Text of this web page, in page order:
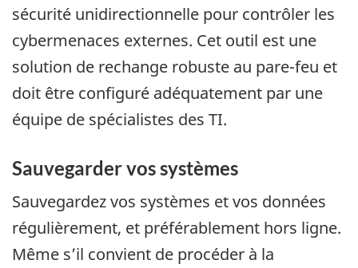
sécurité unidirectionnelle pour contrôler les
cybermenaces externes. Cet outil est une
solution de rechange robuste au pare-feu et
doit être configuré adéquatement par une
équipe de spécialistes des TI.
Sauvegarder vos systèmes
Sauvegardez vos systèmes et vos données
régulièrement, et préférablement hors ligne.
Même s’il convient de procéder à la